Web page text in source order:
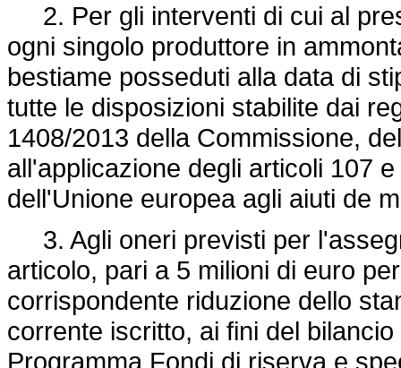
2. Per gli interventi di cui al
ogni singolo produttore in
bestiame posseduti alla data di
tutte le disposizioni stabilite dai
1408/2013 della Commissione,
all'applicazione degli articoli 107
dell'Unione europea agli aiuti de
3. Agli oneri previsti per
articolo, pari a 5 milioni di euro
corrispondente riduzione dello
corrente iscritto, ai fini del
Programma Fondi di riserva e